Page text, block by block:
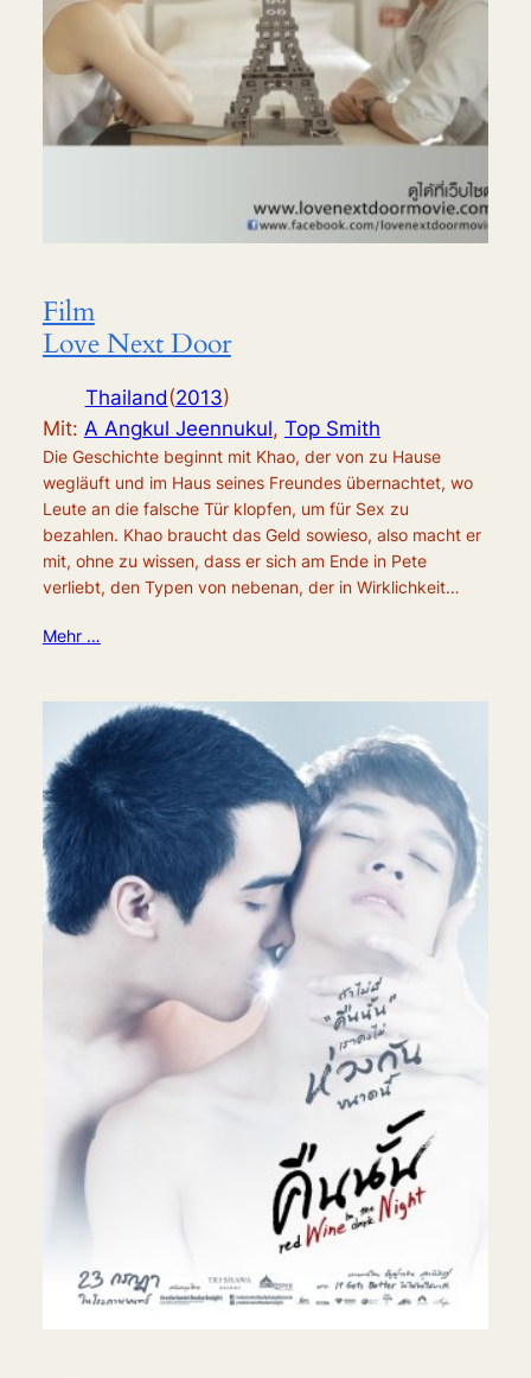
Film
Love Next Door
Thailand(2013)
Mit: A Angkul Jeennukul, Top Smith
Die Geschichte beginnt mit Khao, der von zu Hause
wegläuft und im Haus seines Freundes übernachtet, wo
Leute an die falsche Tür klopfen, um für Sex zu
bezahlen. Khao braucht das Geld sowieso, also macht er
mit, ohne zu wissen, dass er sich am Ende in Pete
verliebt, den Typen von nebenan, der in Wirklichkeit…
Mehr …